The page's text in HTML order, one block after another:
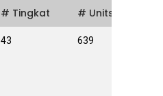
# Tingkat # Units
43 639